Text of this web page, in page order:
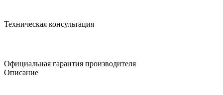
Техническая консультация
Официальная гарантия производителя
Описание